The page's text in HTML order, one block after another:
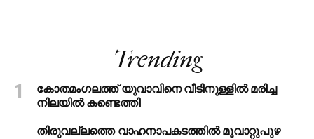
Trending
കോതമംഗലത്ത് യുവാവിനെ വീടിനുള്ളിൽ മരിച്ച
നിലയിൽ കണ്ടെത്തി
തിരുവല്ലത്തെ വാഹനാപകടത്തില്‍ മൂവാറ്റുപുഴ